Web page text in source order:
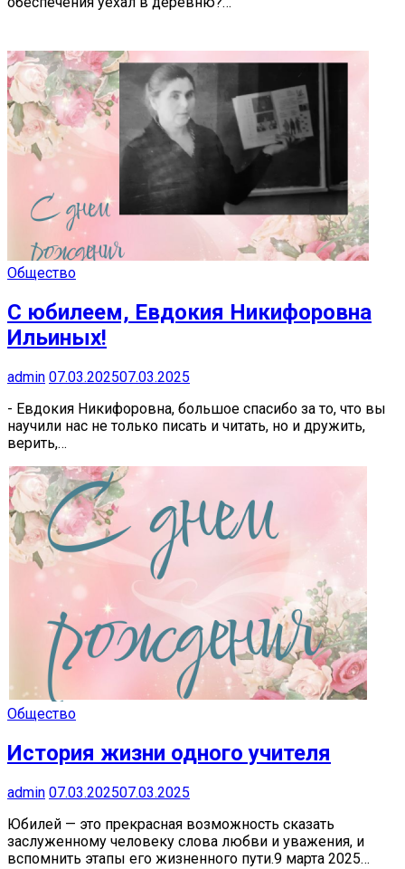
Общество
С юбилеем, Евдокия Никифоровна
Ильиных!
admin 07.03.202507.03.2025
- Евдокия Никифоровна, большое спасибо за то, что вы
научили нас не только писать и читать, но и дружить,
верить,…
Общество
История жизни одного учителя
admin 07.03.202507.03.2025
Юбилей — это прекрасная возможность сказать
заслуженному человеку слова любви и уважения, и
вспомнить этапы его жизненного пути.9 марта 2025…